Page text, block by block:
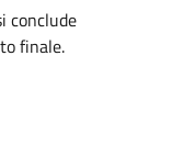
conclude
finale.